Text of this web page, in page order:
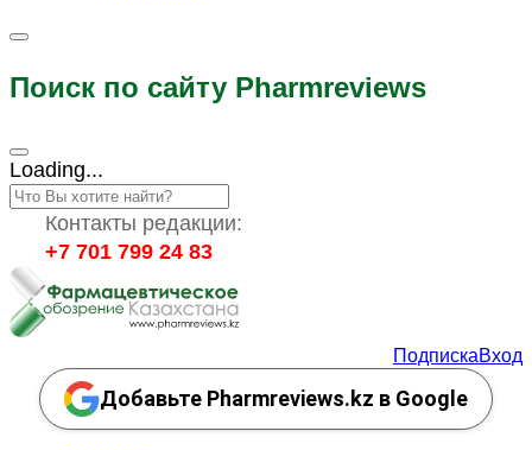
Поиск по сайту Pharmreviews
Loading...
Контакты редакции:
+7 701 799 24 83
ПодпискаВход
Добавьте Pharmreviews.kz в Google